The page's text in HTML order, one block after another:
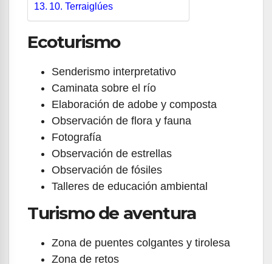
10. Terraiglúes
Ecoturismo
Senderismo interpretativo
Caminata sobre el río
Elaboración de adobe y composta
Observación de flora y fauna
Fotografía
Observación de estrellas
Observación de fósiles
Talleres de educación ambiental
Turismo de aventura
Zona de puentes colgantes y tirolesa
Zona de retos